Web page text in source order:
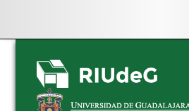
Skip
navigation